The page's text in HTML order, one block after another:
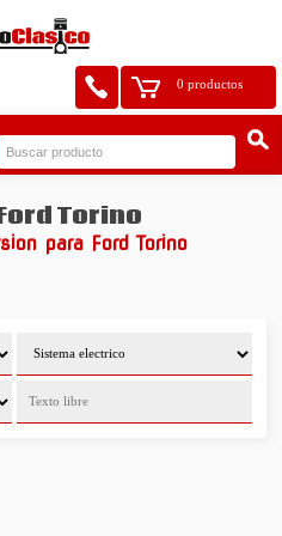
0 productos
Torino
para Ford Torino